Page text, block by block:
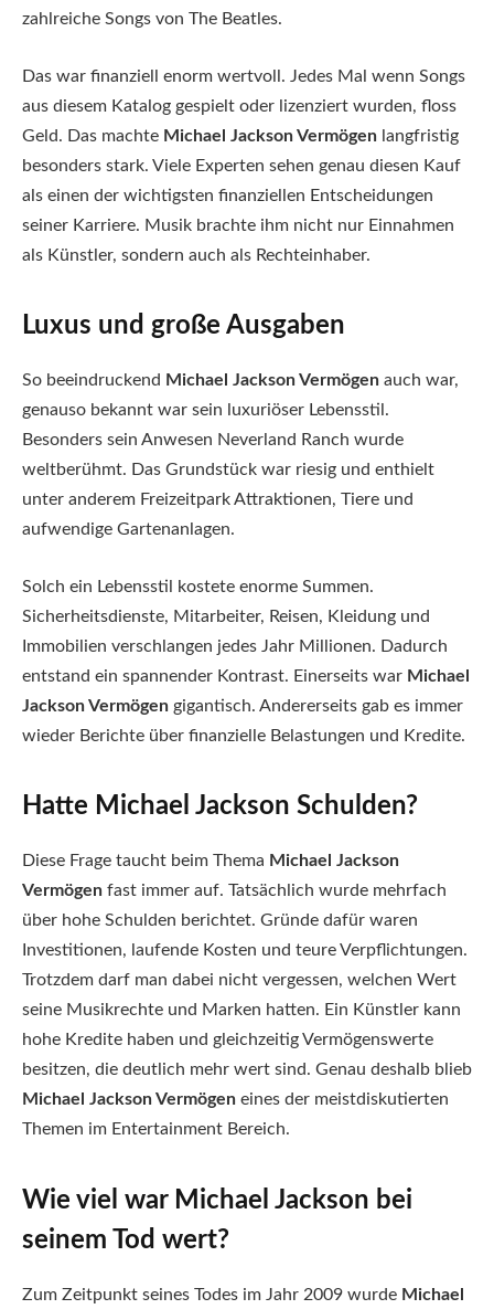
zahlreiche Songs von The Beatles.
Das war finanziell enorm wertvoll. Jedes Mal wenn Songs
aus diesem Katalog gespielt oder lizenziert wurden, floss
Geld. Das machte Michael Jackson Vermögen langfristig
besonders stark. Viele Experten sehen genau diesen Kauf
als einen der wichtigsten finanziellen Entscheidungen
seiner Karriere. Musik brachte ihm nicht nur Einnahmen
als Künstler, sondern auch als Rechteinhaber.
Luxus und große Ausgaben
So beeindruckend Michael Jackson Vermögen auch war,
genauso bekannt war sein luxuriöser Lebensstil.
Besonders sein Anwesen Neverland Ranch wurde
weltberühmt. Das Grundstück war riesig und enthielt
unter anderem Freizeitpark Attraktionen, Tiere und
aufwendige Gartenanlagen.
Solch ein Lebensstil kostete enorme Summen.
Sicherheitsdienste, Mitarbeiter, Reisen, Kleidung und
Immobilien verschlangen jedes Jahr Millionen. Dadurch
entstand ein spannender Kontrast. Einerseits war Michael
Jackson Vermögen gigantisch. Andererseits gab es immer
wieder Berichte über finanzielle Belastungen und Kredite.
Hatte Michael Jackson Schulden?
Diese Frage taucht beim Thema Michael Jackson
Vermögen fast immer auf. Tatsächlich wurde mehrfach
über hohe Schulden berichtet. Gründe dafür waren
Investitionen, laufende Kosten und teure Verpflichtungen.
Trotzdem darf man dabei nicht vergessen, welchen Wert
seine Musikrechte und Marken hatten. Ein Künstler kann
hohe Kredite haben und gleichzeitig Vermögenswerte
besitzen, die deutlich mehr wert sind. Genau deshalb blieb
Michael Jackson Vermögen eines der meistdiskutierten
Themen im Entertainment Bereich.
Wie viel war Michael Jackson bei
seinem Tod wert?
Zum Zeitpunkt seines Todes im Jahr 2009 wurde Michael